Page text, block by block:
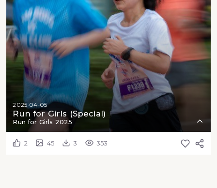
2025-04-05
Run for Girls (Special)
Run for Girls 2025
2 45 3 353